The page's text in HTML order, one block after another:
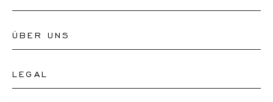
Kontakt Uhrengeschäft
ÜBER UNS
Über uns
LEGAL